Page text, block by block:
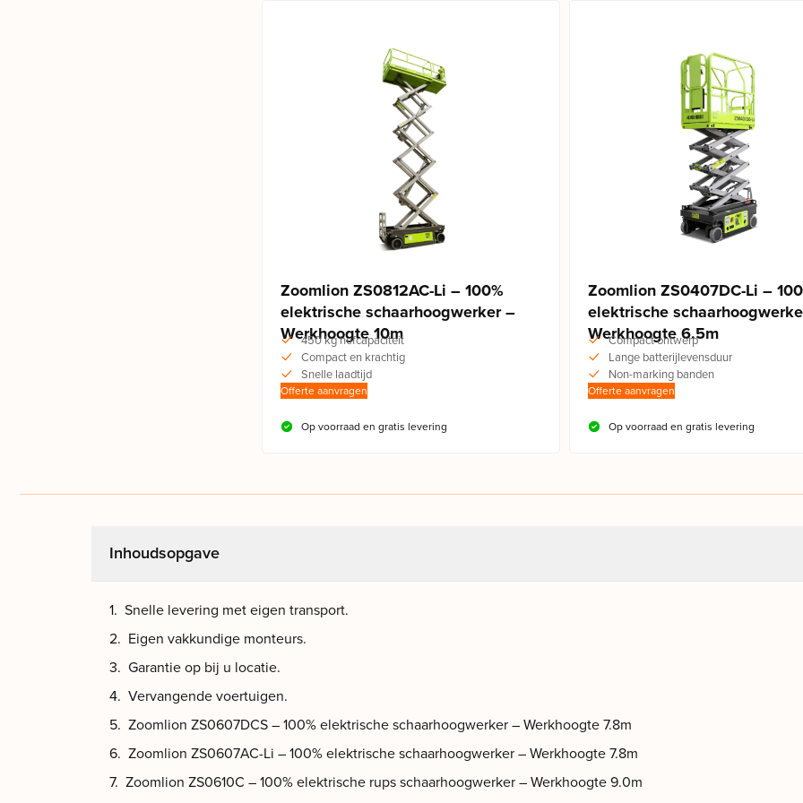
Zoomlion ZS0812AC-Li – 100%
elektrische schaarhoogwerker –
Werkhoogte 10m
450 kg hefcapaciteit
Compact en krachtig
Snelle laadtijd
Offerte aanvragen
Op voorraad en gratis levering
Zoomlion ZS0407DC-Li –
elektrische
Werkhoogte 6.5m
Compact ontwerp
Lange batterijlevensduur
Non-marking banden
Offerte aanvragen
Op voorraad en gratis levering
Inhoudsopgave
Snelle levering met eigen transport.
Eigen vakkundige monteurs.
Garantie op bij u locatie.
Vervangende voertuigen.
Zoomlion ZS0607DCS – 100% elektrische schaarhoogwerker – Werkhoogte 7.8m
Zoomlion ZS0607AC-Li – 100% elektrische schaarhoogwerker – Werkhoogte 7.8m
Zoomlion ZS0610C – 100% elektrische rups schaarhoogwerker – Werkhoogte 9.0m